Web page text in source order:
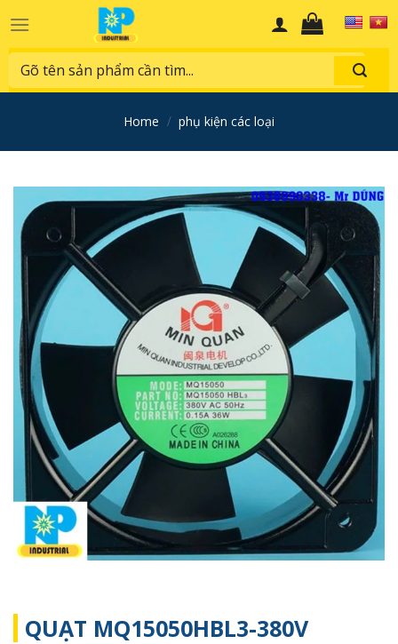
to
content
Search
for:
home / phụ kiện các loại
QUẠT MQ15050HBL3-380V